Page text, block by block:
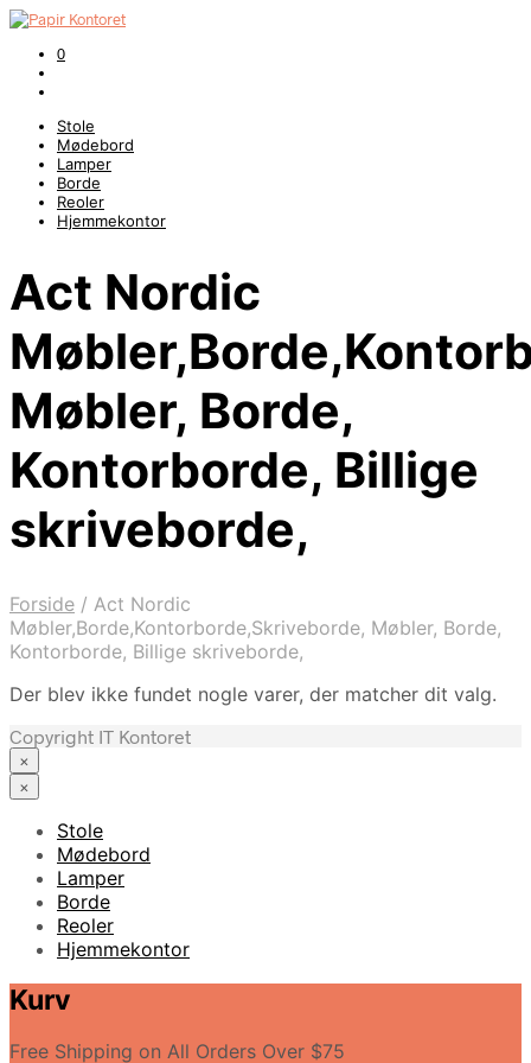
0
Stole
Mødebord
Lamper
Borde
Reoler
Hjemmekontor
Act Nordic
Møbler, Borde,
Kontorborde, Billige
skriveborde,
Forside / Act Nordic
Møbler,Borde,Kontorborde,Skriveborde, Møbler, Borde,
Kontorborde, Billige skriveborde,
Der blev ikke fundet nogle varer, der matcher dit valg.
Copyright IT Kontoret
×
×
Stole
Mødebord
Lamper
Borde
Reoler
Hjemmekontor
Kurv
Free Shipping on All Orders Over $75